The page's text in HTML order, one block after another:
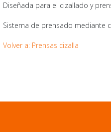
Diseñada para el cizallado y
Sistema de prensado mediante
Volver a: Prensas cizalla